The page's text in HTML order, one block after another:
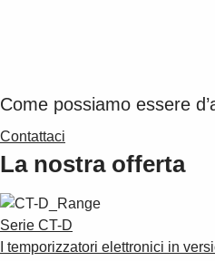
Come possiamo essere
Contattaci
La nostra offerta
Serie CT-D
I temporizzatori elettronici in